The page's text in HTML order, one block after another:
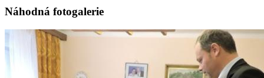
Náhodná fotogalerie